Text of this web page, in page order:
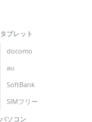
タブレット
docomo
au
SoftBank
SIMフリー
パソコン